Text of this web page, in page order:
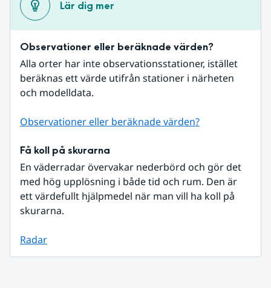
Lär dig mer
Observationer eller beräknade värden?
Alla orter har inte observationsstationer, istället
beräknas ett värde utifrån stationer i närheten
och modelldata.
Observationer eller beräknade värden?
Få koll på skurarna
En väderradar övervakar nederbörd och gör det
med hög upplösning i både tid och rum. Den är
ett värdefullt hjälpmedel när man vill ha koll på
skurarna.
Radar